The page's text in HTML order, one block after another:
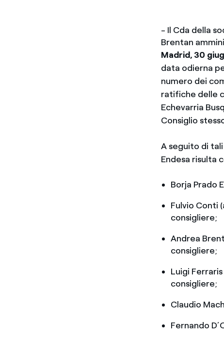
- Il Cda della
Brentan
Madrid, 30
data odierna
numero dei
ratifiche delle
Echevarria
Consiglio
A seguito di
Endesa risulta
Borja Prado
Fulvio Conti
consigliere;
Andrea
consigliere;
Luigi
consigliere;
Claudio
Fernando